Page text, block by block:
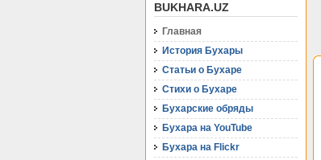
BUKHARA.UZ
Главная
История Бухары
Статьи о Бухаре
Стихи о Бухаре
Бухарские обряды
Бухара на YouTube
Бухара на Flickr